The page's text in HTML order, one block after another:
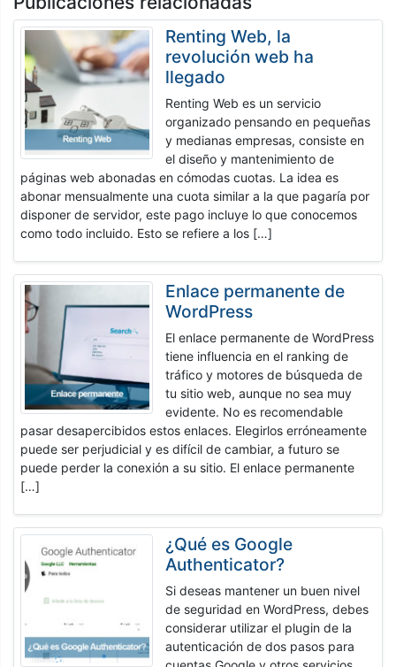
Renting Web, la
revolución web ha
llegado
Renting Web es un servicio
organizado pensando en pequeñas
y medianas empresas, consiste en
el diseño y mantenimiento de
páginas web abonadas en cómodas cuotas. La idea es
abonar mensualmente una cuota similar a la que pagaría por
disponer de servidor, este pago incluye lo que conocemos
como todo incluido. Esto se refiere a los […]
Enlace permanente de
WordPress
El enlace permanente de WordPress
tiene influencia en el ranking de
tráfico y motores de búsqueda de
tu sitio web, aunque no sea muy
evidente. No es recomendable
pasar desapercibidos estos enlaces. Elegirlos erróneamente
puede ser perjudicial y es difícil de cambiar, a futuro se
puede perder la conexión a su sitio. El enlace permanente
[…]
¿Qué es Google
Authenticator?
Si deseas mantener un buen nivel
de seguridad en WordPress, debes
considerar utilizar el plugin de la
autenticación de dos pasos para